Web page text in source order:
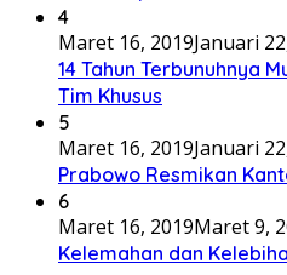
4
Maret 16, 2019Januari
14 Tahun Terbunuhnya
Tim Khusus
5
Maret 16, 2019Januari
Prabowo Resmikan
6
Maret 16, 2019Maret 9,
Kelemahan dan